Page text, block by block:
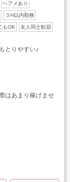
ヘアメあり
３H以内勤務
もOK 友人同士歓迎
とりやすい♪
はあまり稼げませ